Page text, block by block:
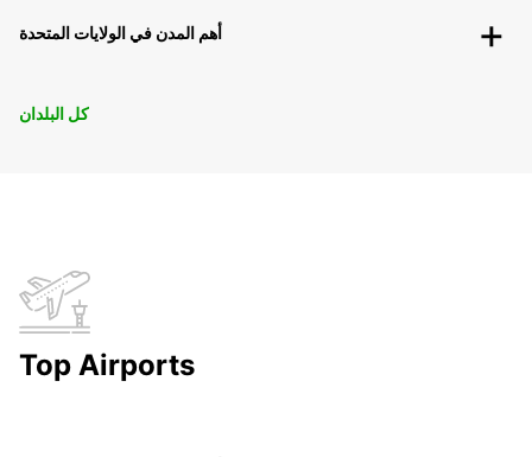
أهم المدن في الولايات المتحدة
كل البلدان
Top Airports